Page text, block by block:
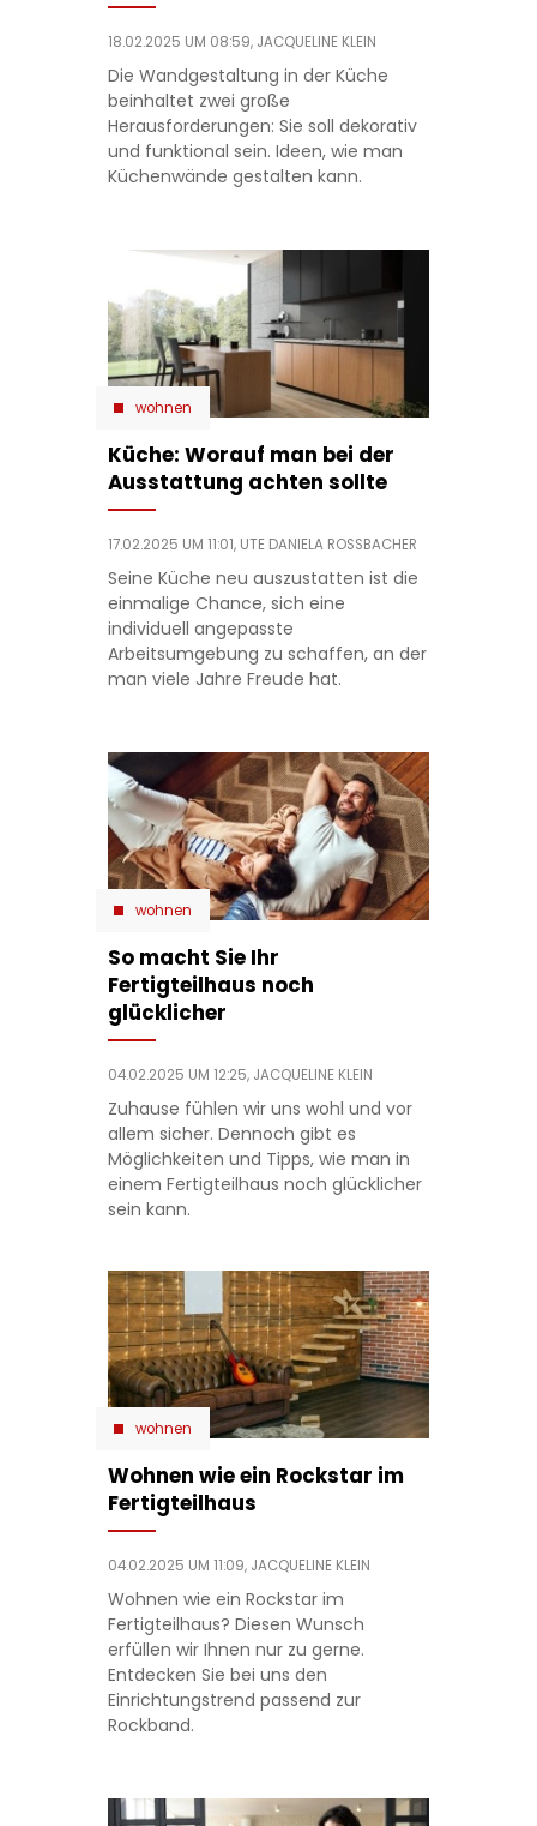
18.02.2025 UM 08:59, JACQUELINE KLEIN
Die Wandgestaltung in der Küche
beinhaltet zwei große
Herausforderungen: Sie soll dekorativ
und funktional sein. Ideen, wie man
Küchenwände gestalten kann.
wohnen
Küche: Worauf man bei der
Ausstattung achten sollte
17.02.2025 UM 11:01, UTE DANIELA ROSSBACHER
Seine Küche neu auszustatten ist die
einmalige Chance, sich eine
individuell angepasste
Arbeitsumgebung zu schaffen, an der
man viele Jahre Freude hat.
wohnen
So macht Sie Ihr
Fertigteilhaus noch
glücklicher
04.02.2025 UM 12:25, JACQUELINE KLEIN
Zuhause fühlen wir uns wohl und vor
allem sicher. Dennoch gibt es
Möglichkeiten und Tipps, wie man in
einem Fertigteilhaus noch glücklicher
sein kann.
wohnen
Wohnen wie ein Rockstar im
Fertigteilhaus
04.02.2025 UM 11:09, JACQUELINE KLEIN
Wohnen wie ein Rockstar im
Fertigteilhaus? Diesen Wunsch
erfüllen wir Ihnen nur zu gerne.
Entdecken Sie bei uns den
Einrichtungstrend passend zur
Rockband.